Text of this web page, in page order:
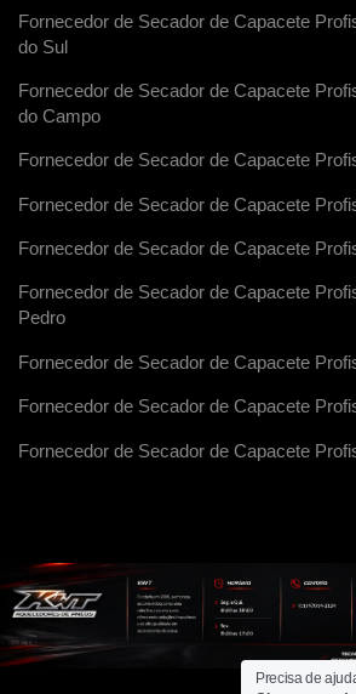
Fornecedor de Secador de Capacete
do Sul
Fornecedor de Secador de Capacete
do Campo
Fornecedor de Secador de Capacete
Fornecedor de Secador de Capacete
Fornecedor de Secador de Capacete
Fornecedor de Secador de Capacete
Pedro
Fornecedor de Secador de Capacete
Fornecedor de Secador de Capacete
Fornecedor de Secador de Capacete
Precisa de